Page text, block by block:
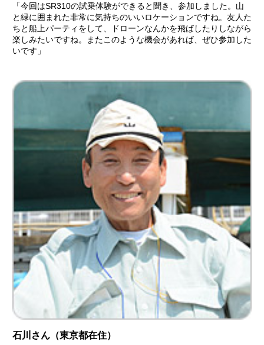
「今回はSR310の試乗体験ができると聞き、参加しました。山
と緑に囲まれた非常に気持ちのいいロケーションですね。友人た
ちと船上パーティをして、ドローンなんかを飛ばしたりしながら
楽しみたいですね。またこのような機会があれば、ぜひ参加した
いです」
石川さん（東京都在住）